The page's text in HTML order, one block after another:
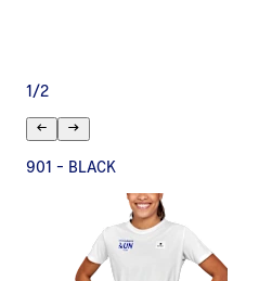
1 /2
901 - BLACK